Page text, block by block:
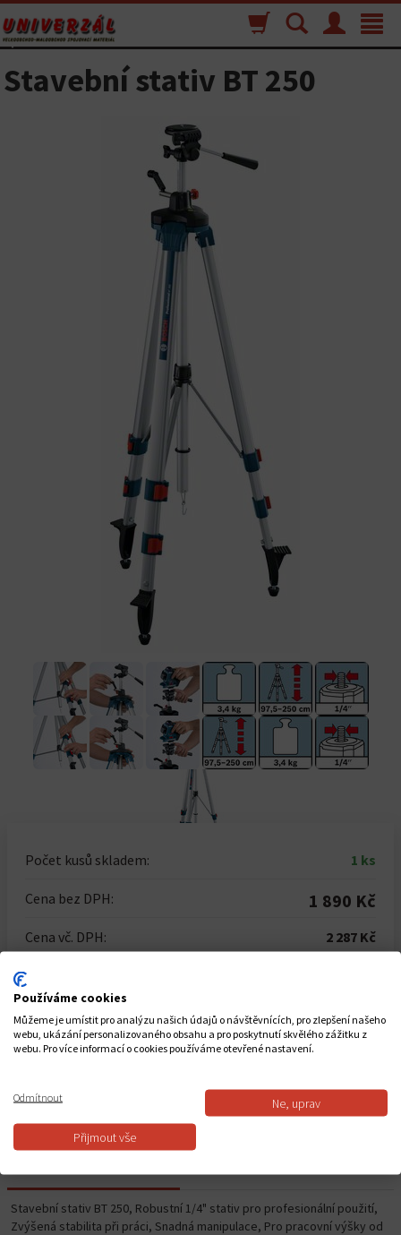
Toggle
Menu
Vyhľadávanie
Nákupný
košík
Stavební stativ BT 250
Počet kusů skladem: 1 ks
Cena bez DPH: 1 890 Kč
Cena vč. DPH: 2 287 Kč
Počet kusů
Dostupnost: Skladem
Stavební stativ BT 250, Robustní 1/4" stativ pro profesionální použití,
Zvýšená stabilita při práci, Snadná manipulace, Pro pracovní výšky od
Používáme cookies
Můžeme je umístit pro analýzu našich údajů o návštěvnících, pro zlepšení našeho
webu, ukázání personalizovaného obsahu a pro poskytnutí skvělého zážitku z
webu. Pro více informací o cookies používáme otevřené nastavení.
Odmítnout Ne, uprav
Přijmout vše